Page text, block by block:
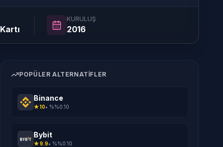
KURULUŞ
2016
POPÜLER ALTERNATIFLER
Binance
★10• %%0.10
Bybit
★9.9• %%0.10